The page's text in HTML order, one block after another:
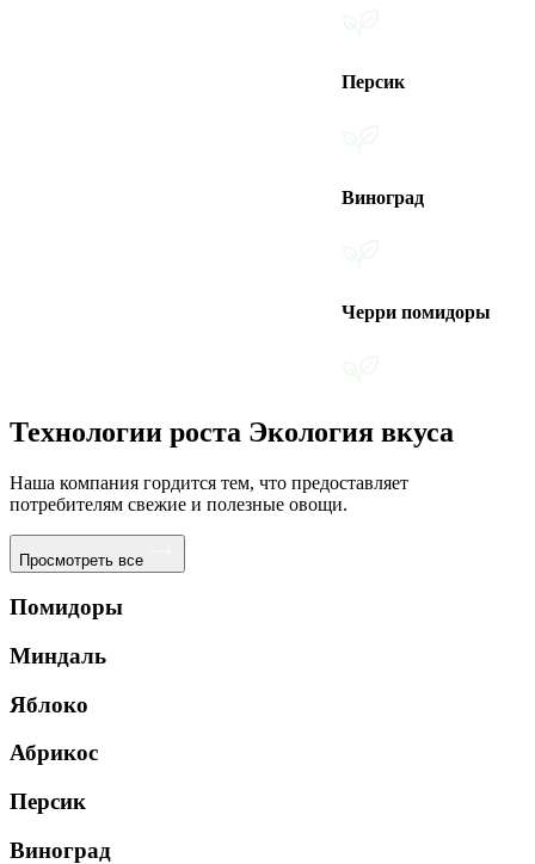
Виноград
Черри помидоры
Технологии роста Экология вкуса
Наша компания гордится тем, что предоставляет
потребителям свежие и полезные овощи.
Просмотреть все
Помидоры
Миндаль
Яблоко
Абрикос
Персик
Виноград